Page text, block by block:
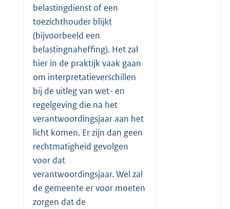
belastingdienst of een
toezichthouder blijkt
(bijvoorbeeld een
belastingnaheffing). Het zal
hier in de praktijk vaak gaan
om interpretatieverschillen
bij de uitleg van wet- en
regelgeving die na het
verantwoordingsjaar aan het
licht komen. Er zijn dan geen
rechtmatigheid gevolgen
voor dat
verantwoordingsjaar. Wel zal
de gemeente er voor moeten
zorgen dat de